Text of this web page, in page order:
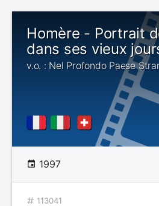
Homère - Portrait
dans ses vieux
v.o. : Nel Profondo Paese
1997
113041